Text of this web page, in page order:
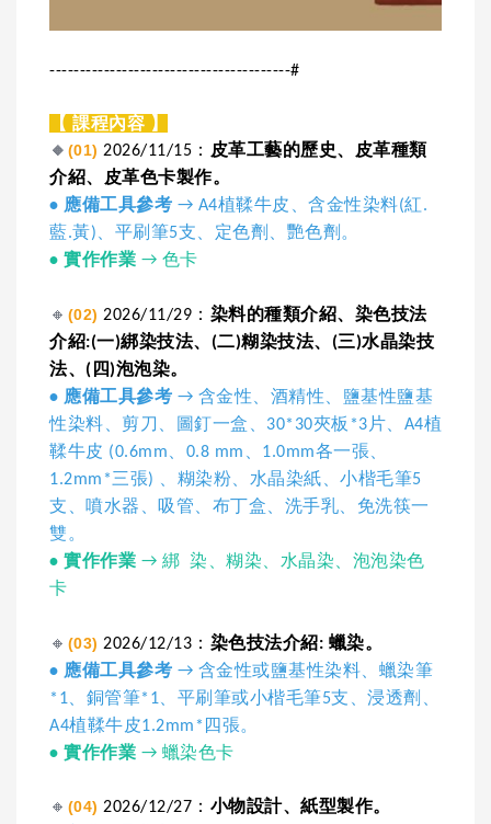
----------------------------------------#
【 課程內容 】
🔸 (01) 2026/11/15： 皮革工藝的歷史、皮革種類
介紹、皮革色卡製作。
• 應備工具參考 → A4植鞣牛皮、含金性染料(紅.
藍.黃)、平刷筆5支、定色劑、艷色劑。
• 實作作業 → 色卡
🔸 (02) 2026/11/29： 染料的種類介紹、染色技法
介紹:(一)綁染技法、(二)糊染技法、(三)水晶染技
法、(四)泡泡染。
• 應備工具參考 → 含金性、酒精性、鹽基性鹽基
性染料、剪刀、圖釘一盒、30*30夾板*3片、A4植
鞣牛皮 (0.6mm、0.8 mm、1.0mm各一張、
1.2mm*三張) 、糊染粉、水晶染紙、小楷毛筆5
支、噴水器、吸管、布丁盒、洗手乳、免洗筷一
雙。
• 實作作業 → 綁 染、糊染、水晶染、泡泡染色
卡
🔸 (03) 2026/12/13： 染色技法介紹: 蠟染。
• 應備工具參考 → 含金性或鹽基性染料、蠟染筆
*1、銅管筆*1、平刷筆或小楷毛筆5支、浸透劑、
A4植鞣牛皮1.2mm*四張。
• 實作作業 → 蠟染色卡
🔸 (04) 2026/12/27： 小物設計、紙型製作。